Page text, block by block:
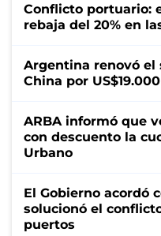
Conflicto portuario:
rebaja del 20% en
Argentina renovó el
China por
ARBA informó que
con descuento la
Urbano
El Gobierno acordó
solucionó el
puertos